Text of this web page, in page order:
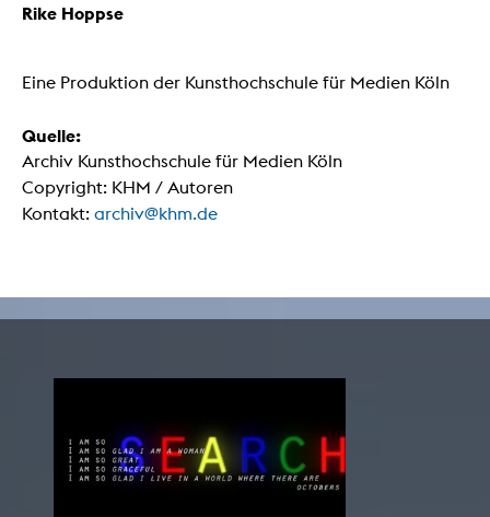
Rike Hoppse
Eine Produktion der Kunsthochschule für Medien Köln
Quelle:
Archiv Kunsthochschule für Medien Köln
Copyright: KHM / Autoren
Kontakt: archiv@khm.de